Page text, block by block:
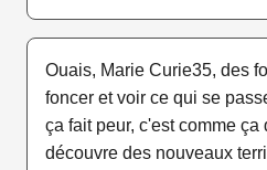
Ouais, Marie Curie35, des
foncer et voir ce qui se
ça fait peur, c'est comme ça
découvre des nouveaux